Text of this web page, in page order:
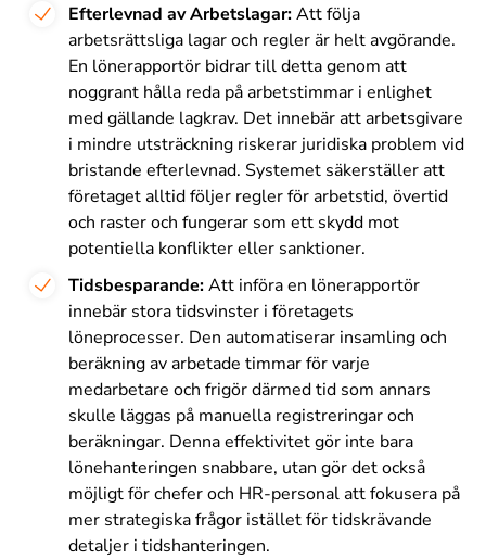
Efterlevnad av Arbetslagar:Att följa
arbetsrättsliga lagar och regler är helt avgörande.
En lönerapportör bidrar till detta genom att
noggrant hålla reda på arbetstimmar i enlighet
med gällande lagkrav. Det innebär att arbetsgivare
i mindre utsträckning riskerar juridiska problem vid
bristande efterlevnad. Systemet säkerställer att
företaget alltid följer regler för arbetstid, övertid
och raster och fungerar som ett skydd mot
potentiella konflikter eller sanktioner.
Tidsbesparande:Att införa en lönerapportör
innebär stora tidsvinster i företagets
löneprocesser. Den automatiserar insamling och
beräkning av arbetade timmar för varje
medarbetare och frigör därmed tid som annars
skulle läggas på manuella registreringar och
beräkningar. Denna effektivitet gör inte bara
lönehanteringen snabbare, utan gör det också
möjligt för chefer och HR-personal att fokusera på
mer strategiska frågor istället för tidskrävande
detaljer i tidshanteringen.